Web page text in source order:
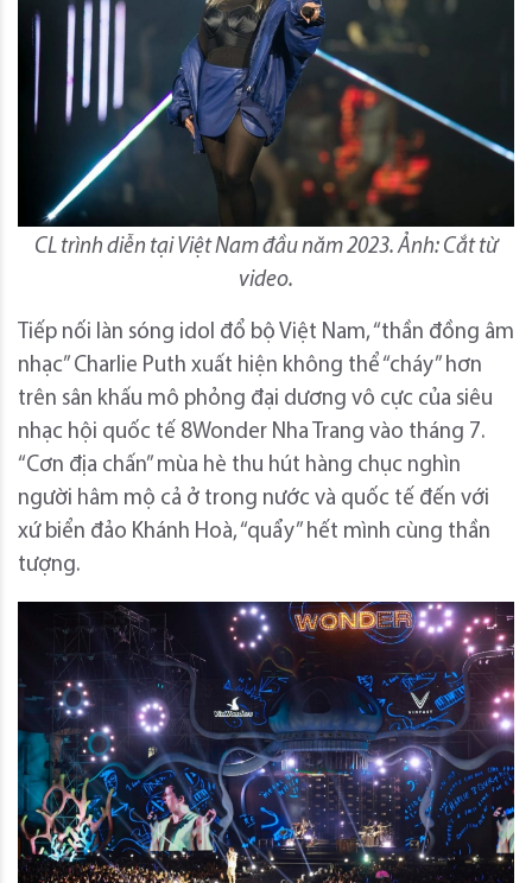
CL trình diễn tại Việt Nam đầu năm 2023. Ảnh: Cắt từ
video.
Tiếp nối làn sóng idol đổ bộ Việt Nam, “thần đồng âm
nhạc” Charlie Puth xuất hiện không thể “cháy” hơn
trên sân khấu mô phỏng đại dương vô cực của siêu
nhạc hội quốc tế 8Wonder Nha Trang vào tháng 7.
“Cơn địa chấn” mùa hè thu hút hàng chục nghìn
người hâm mộ cả ở trong nước và quốc tế đến với
xứ biển đảo Khánh Hoà, “quẩy” hết mình cùng thần
tượng.